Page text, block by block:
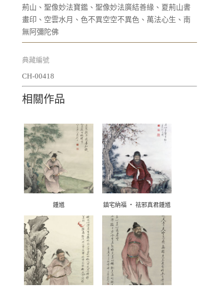
荊山、聖像妙法寶鑑、聖像妙法廣結善緣、夏荊山書
畫印、空雲水月、色不異空空不異色、萬法心生、南
無阿彌陀佛
典藏編號
CH-00418
相關作品
鍾馗 鎮宅納福 ‧ 祛邪真君鍾馗